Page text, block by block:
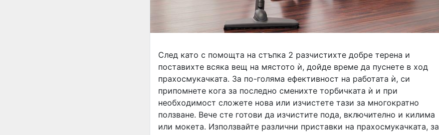
След като с помощта на стъпка 2 разчистихте добре терена и
поставихте всяка вещ на мястото ѝ, дойде време да пуснете в ход
прахосмукачката. За по-голяма ефективност на работата ѝ, си
припомнете кога за последно сменихте торбичката ѝ и при
необходимост сложете нова или изчистете тази за многократно
ползване. Вече сте готови да изчистите пода, включително и килима
или мокета. Използвайте различни приставки на прахосмукачката, за